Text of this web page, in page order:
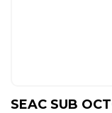
SEAC SUB